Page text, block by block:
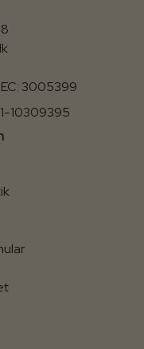
3005399
10309395